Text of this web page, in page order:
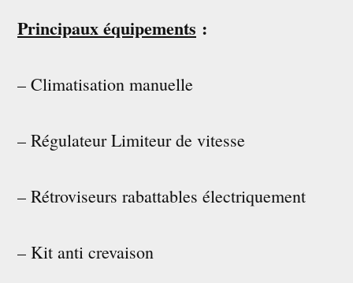
Principaux équipements :
– Climatisation manuelle
– Régulateur Limiteur de vitesse
– Rétroviseurs rabattables électriquement
– Kit anti crevaison